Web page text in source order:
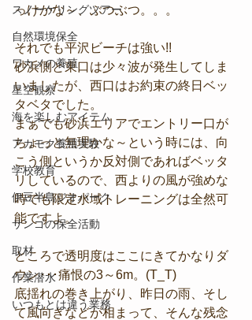
スノーケリングツアー
自然環境保全
ワカメの養殖
星空観察
海を楽しむアイテム
アカモク養殖実験
学校教育
伊豆半島ジオパーク
サンゴの保全活動
取材
作業潜水
いつもとは違う業務
っけかな～、ぶつぶつ。。。
それでも平沢ビーチは強い!!
砂浜側と東口は少々波が発生してしま
いましたが、西口はお約束の終日ベッ
タベタでした。
まぁでも砂浜エリアでエントリー口が
ちょっと無理かな～という時には、向
こう側というか反対側であればベッタ
リしているので、西よりの風が強めな
時でも限定水域トレーニングは全然可
能ですよ。
ところで透明度はここにきてかなりダ
ウン･･･痛恨の3～6m。(T_T)
底揺れの巻き上がり、昨日の雨、そし
て風向きなどが相まって、そんな残念